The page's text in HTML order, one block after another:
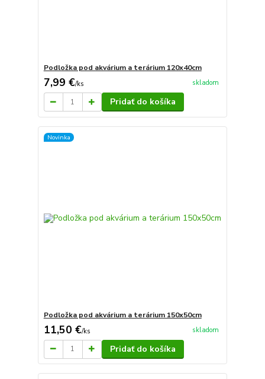
Podložka pod akvárium a terárium 120x40cm
7,99 €/ks skladom
Pridať do košíka
Novinka
Podložka pod akvárium a terárium 150x50cm
11,50 €/ks skladom
Pridať do košíka